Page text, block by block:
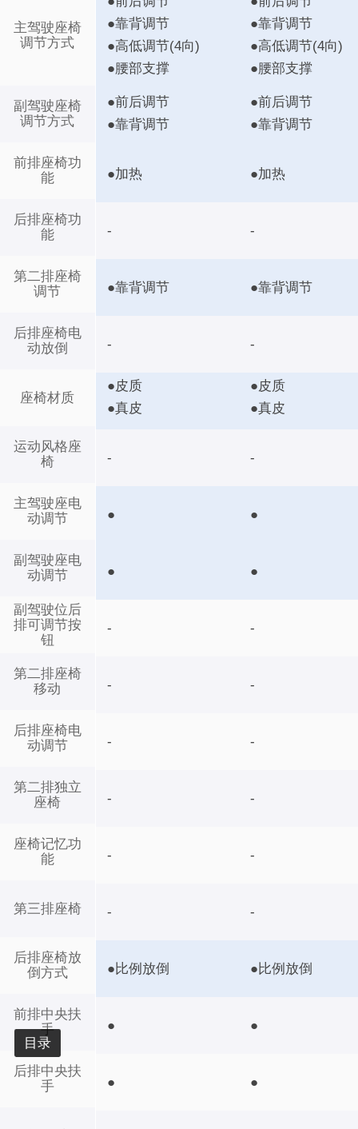
主驾驶座椅
调节方式
副驾驶座椅
调节方式
前排座椅功
能
后排座椅功
能
第二排座椅
调节
后排座椅电
动放倒
座椅材质
运动风格座
椅
主驾驶座电
动调节
副驾驶座电
动调节
副驾驶位后
排可调节按
钮
第二排座椅
移动
后排座椅电
动调节
第二排独立
座椅
座椅记忆功
能
第三排座椅
后排座椅放
倒方式
前排中央扶
手
后排中央扶
手
●靠背调节
●高低调节(4向)
●腰部支撑
●靠背调节
●高低调节(4向)
●腰部支撑
●前后调节
●靠背调节
●前后调节
●靠背调节
●加热 ●加热
- -
●靠背调节 ●靠背调节
- -
●皮质
●真皮
●皮质
●真皮
- -
● ●
● ●
- -
- -
- -
- -
- -
- -
●比例放倒 ●比例放倒
● ●
● ●
目录